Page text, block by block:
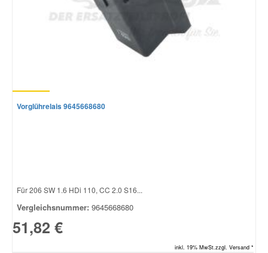
Vorglührelais 9645668680
Für 206 SW 1.6 HDi 110, CC 2.0 S16...
Vergleichsnummer: 9645668680
51,82 €
inkl. 19% MwSt.zzgl. Versand *